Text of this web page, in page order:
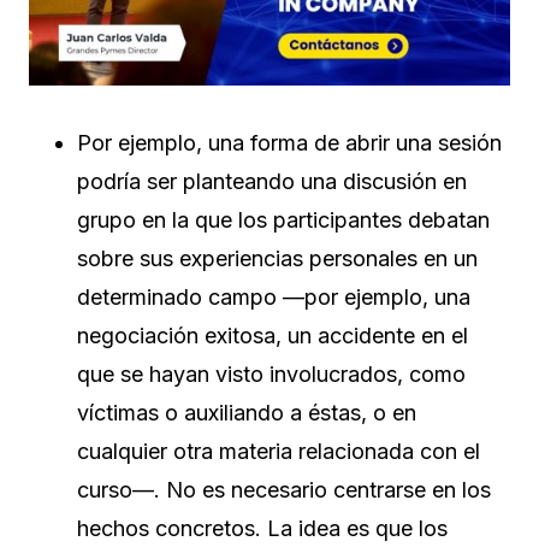
Por ejemplo, una forma de abrir una sesión
podría ser planteando una discusión en
grupo en la que los participantes debatan
sobre sus experiencias personales en un
determinado campo ­—por ejemplo, una
negociación exitosa, un accidente en el
que se hayan visto involucrados, como
víctimas o auxiliando a éstas, o en
cualquier otra materia relacionada con el
curso—. No es necesario centrarse en los
hechos concretos. La idea es que los